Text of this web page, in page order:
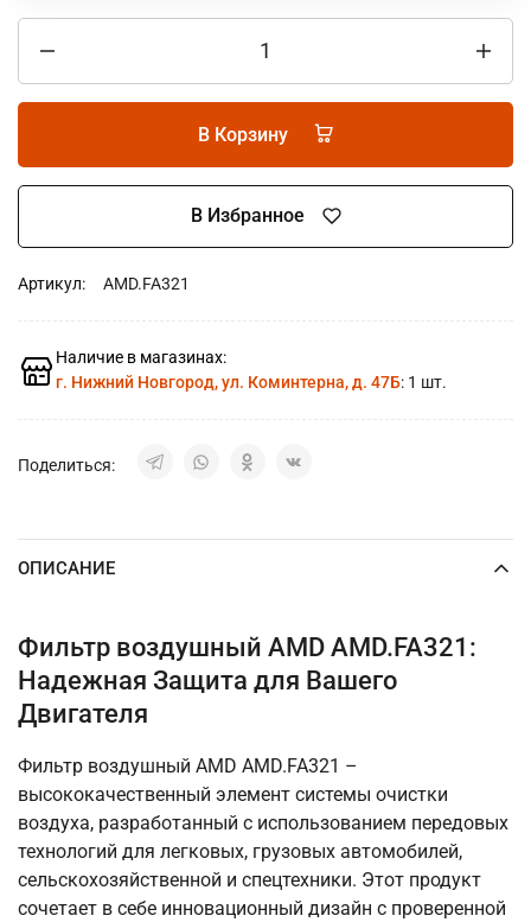
В Корзину
В Избранное
Артикул: AMD.FA321
Наличие в магазинах:
г. Нижний Новгород, ул. Коминтерна, д. 47Б: 1 шт.
Поделиться:
ОПИСАНИЕ
Фильтр воздушный AMD AMD.FA321:
Надежная Защита для Вашего
Двигателя
Фильтр воздушный AMD AMD.FA321 –
высококачественный элемент системы очистки
воздуха, разработанный с использованием передовых
технологий для легковых, грузовых автомобилей,
сельскохозяйственной и спецтехники. Этот продукт
сочетает в себе инновационный дизайн с проверенной